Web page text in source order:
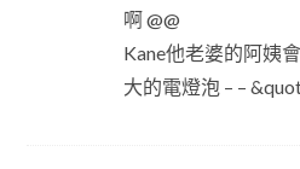
啊 @@
Kane他老婆的阿姨
大的電燈泡 – –